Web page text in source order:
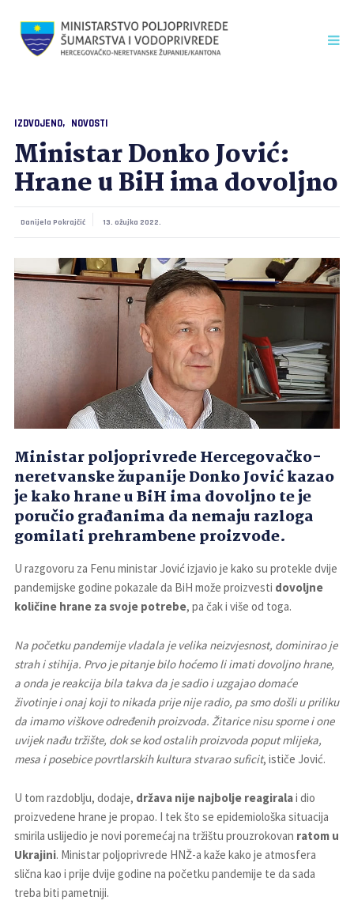
IZDVOJENO NOVOSTI
Ministar Donko Jović:
Hrane u BiH ima dovoljno
Danijela Pokrajčić 13. ožujka 2022.
Ministar poljoprivrede Hercegovačko-
neretvanske županije Donko Jović kazao
je kako hrane u BiH ima dovoljno te je
poručio građanima da nemaju razloga
gomilati prehrambene proizvode.
U razgovoru za Fenu ministar Jović izjavio je kako su protekle dvije
pandemijske godine pokazale da BiH može proizvesti dovoljne
količine hrane za svoje potrebe, pa čak i više od toga.
Na početku pandemije vladala je velika neizvjesnost, dominirao je
strah i stihija. Prvo je pitanje bilo hoćemo li imati dovoljno hrane,
a onda je reakcija bila takva da je sadio i uzgajao domaće
životinje i onaj koji to nikada prije nije radio, pa smo došli u priliku
da imamo viškove određenih proizvoda. Žitarice nisu sporne i one
uvijek nađu tržište, dok se kod ostalih proizvoda poput mlijeka,
mesa i posebice povrtlarskih kultura stvarao suficit, ističe Jović.
U tom razdoblju, dodaje, država nije najbolje reagiralai dio
proizvedene hrane je propao. I tek što se epidemiološka situacija
smirila uslijedio je novi poremećaj na tržištu prouzrokovan ratom u
Ukrajini. Ministar poljoprivrede HNŽ-a kaže kako je atmosfera
slična kao i prije dvije godine na početku pandemije te da sada
treba biti pametniji.